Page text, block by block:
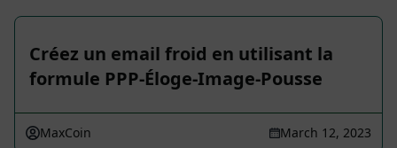
Créez un email froid en utilisant la
formule PPP-Éloge-Image-Pousse
MaxCoin March 12, 2023